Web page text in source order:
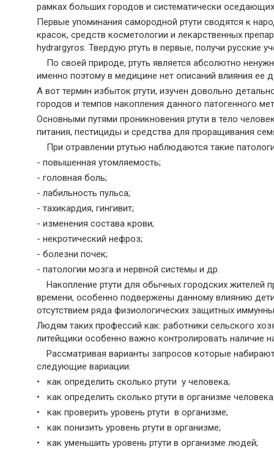
рамках больших городов и систематически
Первые упоминания самородной ртути сводятся к
красок, средств косметологии и лекарственных
hydrargyros. Твердую ртуть в первые, получи русские
По своей природе, ртуть является абсолютно
именно поэтому в медицине нет описаний влияния ее
А вот термин избыток ртути, изучен довольно
городов и темпов накопления данного патогенного
Основными путями проникновения ртути в тело
питания, пестициды и средства для проращивания
При отравлении ртутью наблюдаются такие
- повышенная утомляемость;
- головная боль;
- лабильность пульса;
- тахикардия, гингивит;
- изменения состава крови;
- некротический нефроз;
- болезни почек;
- патологии мозга и нервной системы и др.
Накопление ртути для обычных городских жителей
времени, особенно подвержены данному влиянию
отсутствием ряда физиологических защитных
Людям таких профессий как: работники сельского
литейщики особенно важно контролировать наличие
Рассматривая варианты запросов которые
следующие вариации:
• как определить сколько ртути у человека;
• как определить сколько ртути в организме
• как проверить уровень ртути в организме;
• как понизить уровень ртути в организме;
• как уменьшить уровень ртути в организме людей;